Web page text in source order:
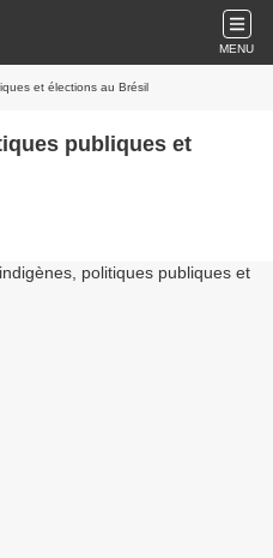
MENU
et élections au Brésil
publiques et